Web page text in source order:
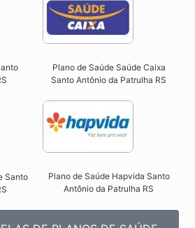
Plano de Saúde Saúde Caixa
Santo Antônio da Patrulha RS​
Santo
Plano de Saúde Hapvida Santo
Antônio da Patrulha RS​